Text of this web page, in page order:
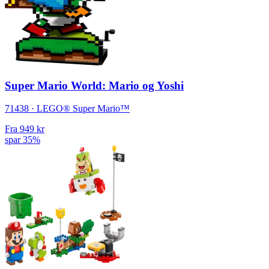
Super Mario World: Mario og Yoshi
71438 · LEGO® Super Mario™
Fra 949 kr
spar 35%